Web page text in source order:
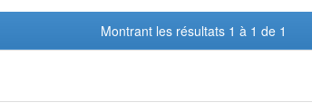
Montrant les résultats 1 à 1 de 1